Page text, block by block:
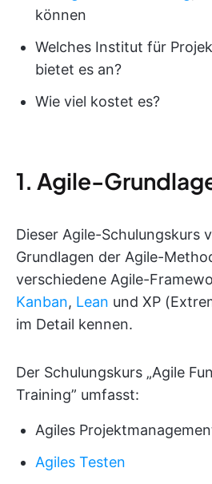
können
Welches Institut für
bietet es an?
Wie viel kostet es?
1. Agile-
Dieser Agile-Schulungskurs
Grundlagen der Agile-
verschiedene Agile-
Kanban, Lean und XP
im Detail kennen.
Der Schulungskurs „Agile
Training” umfasst:
Agiles
Agiles Testen